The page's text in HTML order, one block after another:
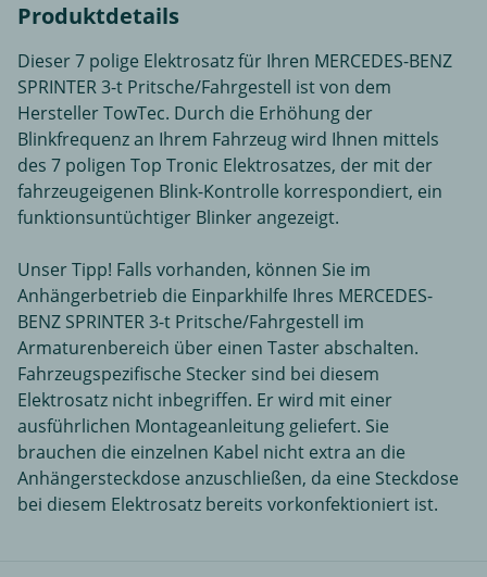
Produktdetails
Dieser 7 polige Elektrosatz für Ihren MERCEDES-BENZ
SPRINTER 3-t Pritsche/Fahrgestell ist von dem
Hersteller TowTec. Durch die Erhöhung der
Blinkfrequenz an Ihrem Fahrzeug wird Ihnen mittels
des 7 poligen Top Tronic Elektrosatzes, der mit der
fahrzeugeigenen Blink-Kontrolle korrespondiert, ein
funktionsuntüchtiger Blinker angezeigt.
Unser Tipp! Falls vorhanden, können Sie im
Anhängerbetrieb die Einparkhilfe Ihres MERCEDES-
BENZ SPRINTER 3-t Pritsche/Fahrgestell im
Armaturenbereich über einen Taster abschalten.
Fahrzeugspezifische Stecker sind bei diesem
Elektrosatz nicht inbegriffen. Er wird mit einer
ausführlichen Montageanleitung geliefert. Sie
brauchen die einzelnen Kabel nicht extra an die
Anhängersteckdose anzuschließen, da eine Steckdose
bei diesem Elektrosatz bereits vorkonfektioniert ist.